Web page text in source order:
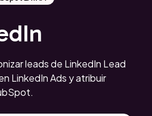
leads de LinkedIn Lead
LinkedIn Ads y atribuir